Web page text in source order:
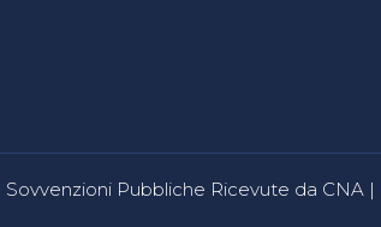
Sovvenzioni Pubbliche Ricevute da CNA |